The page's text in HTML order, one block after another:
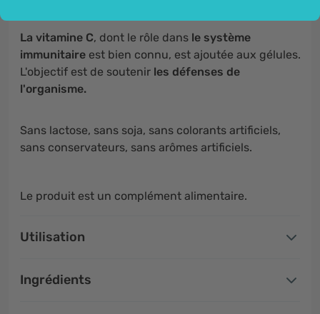
La vitamine C, dont le rôle dans le système
immunitaire est bien connu, est ajoutée aux gélules.
L'objectif est de soutenir les défenses de
l'organisme.
Sans lactose, sans soja, sans colorants artificiels,
sans conservateurs, sans arômes artificiels.
Le produit est un complément alimentaire.
Utilisation
Ingrédients